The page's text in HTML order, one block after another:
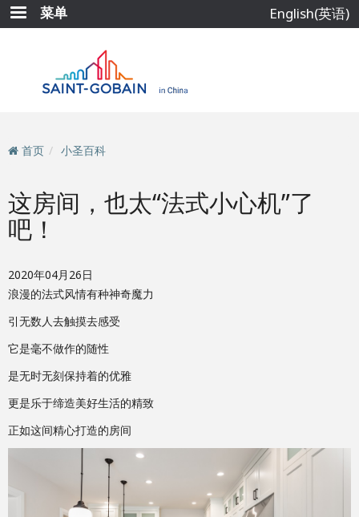
跳
转
菜单 English(英语)
首页 小圣百科
这房间，也太“法式小心机”了
吧！
2020年04月26日
浪漫的法式风情有种神奇魔力
引无数人去触摸去感受
它是毫不做作的随性
是无时无刻保持着的优雅
更是乐于缔造美好生活的精致
正如这间精心打造的房间